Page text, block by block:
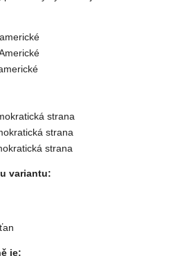
strana
strana
strana
variantu:
je: